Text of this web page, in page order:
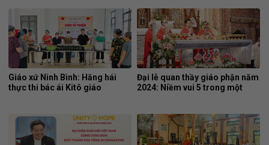
Giáo xứ Ninh Bình: Hăng hái
thực thi bác ái Kitô giáo
Đại lễ quan thầy giáo phận năm
2024: Niềm vui 5 trong một